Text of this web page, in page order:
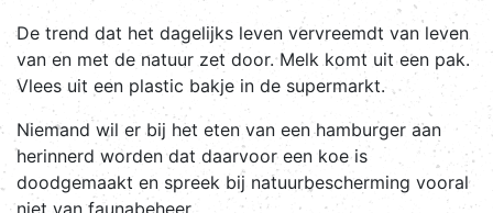
De trend dat het dagelijks leven vervreemdt van leven
van en met de natuur zet door. Melk komt uit een pak.
Vlees uit een plastic bakje in de supermarkt.
Niemand wil er bij het eten van een hamburger aan
herinnerd worden dat daarvoor een koe is
doodgemaakt en spreek bij natuurbescherming vooral
niet van faunabeheer.